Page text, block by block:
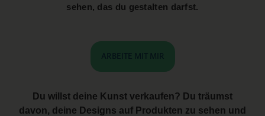
sehen, das du gestalten darfst.
ARBEITE MIT MIR
Du willst deine Kunst verkaufen? Du träumst
davon, deine Designs auf Produkten zu sehen und